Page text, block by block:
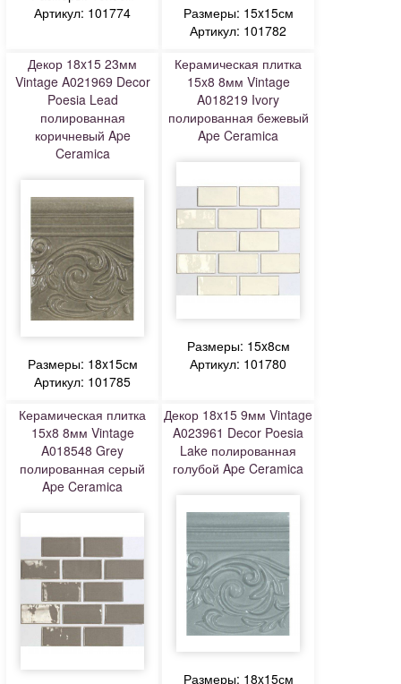
Артикул: 101774
Размеры: 15x15см
Артикул: 101782
Декор 18x15 23мм
Vintage A021969 Decor
Poesia Lead
полированная
коричневый Ape
Ceramica
Размеры: 18x15см
Артикул: 101785
Керамическая плитка
15x8 8мм Vintage
A018219 Ivory
полированная бежевый
Ape Ceramica
Размеры: 15x8см
Артикул: 101780
Керамическая плитка
15x8 8мм Vintage
A018548 Grey
полированная серый
Ape Ceramica
Декор 18x15 9мм Vintage
A023961 Decor Poesia
Lake полированная
голубой Ape Ceramica
Размеры: 18x15см